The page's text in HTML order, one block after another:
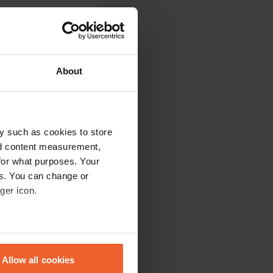
About
such as cookies to store
content measurement,
what purposes. Your
You can change or
icon.
meters
Allow all cookies
2025, ci sono
ma non ho